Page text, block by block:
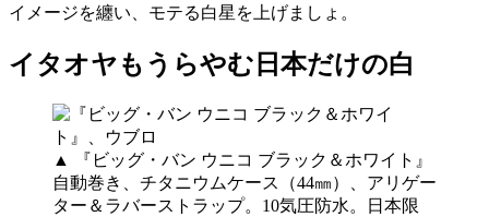
イメージを纏い、モテる白星を上げましょ。
イタオヤもうらやむ日本だけの白
▲ 『ビッグ・バン ウニコ ブラック＆ホワイト』
自動巻き、チタニウムケース（44㎜）、アリゲー
ター＆ラバーストラップ。10気圧防水。日本限